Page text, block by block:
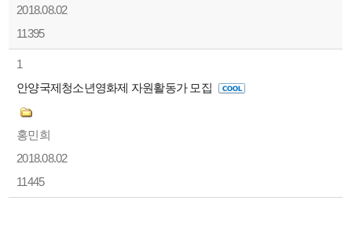
2018.08.02
11395
1
안양국제청소년영화제 자원활동가 모집
홍민희
2018.08.02
11445